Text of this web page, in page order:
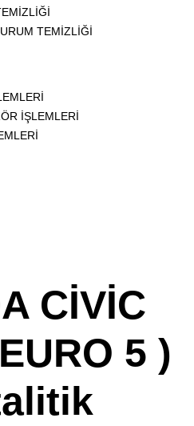
TEMİZLİĞİ
İŞLEMLERİ
CİVİC
5 )